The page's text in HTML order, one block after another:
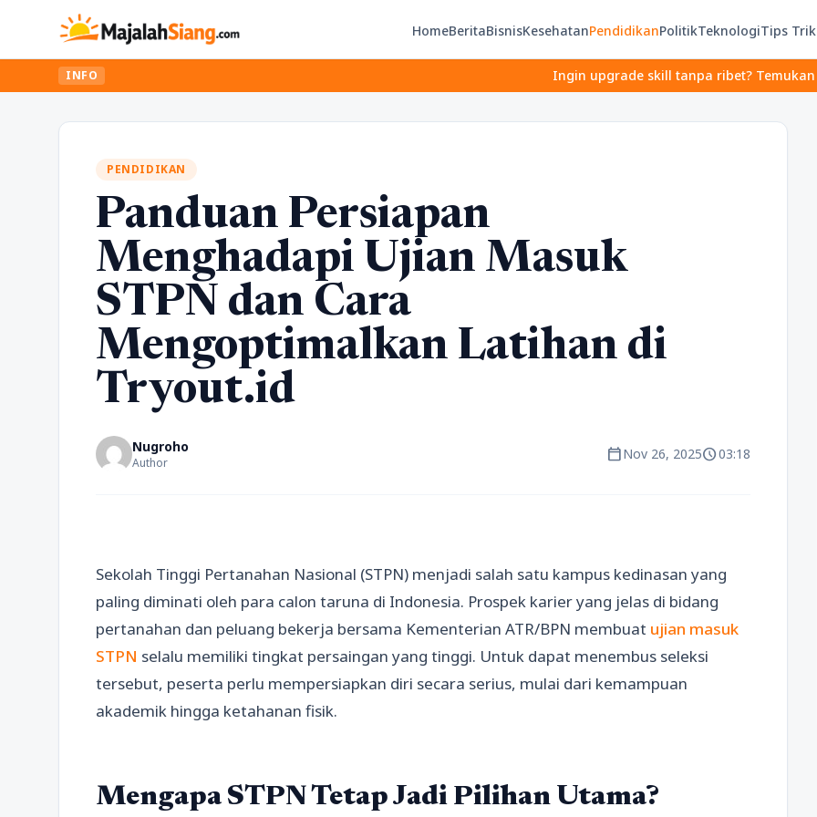
HomeBeritaBisnisKesehatanPendidikanPolitikTeknologiTips Trik
INFO Ingin upgrade skill tanpa ribet? Temukan kelas seru
PENDIDIKAN
Panduan Persiapan
Menghadapi Ujian Masuk
STPN dan Cara
Mengoptimalkan Latihan di
Tryout.id
Nugroho
Author calendar_todayNov 26, 2025schedule03:18
Sekolah Tinggi Pertanahan Nasional (STPN) menjadi salah satu kampus kedinasan yang
paling diminati oleh para calon taruna di Indonesia. Prospek karier yang jelas di bidang
pertanahan dan peluang bekerja bersama Kementerian ATR/BPN membuat ujian masuk
STPN selalu memiliki tingkat persaingan yang tinggi. Untuk dapat menembus seleksi
tersebut, peserta perlu mempersiapkan diri secara serius, mulai dari kemampuan
akademik hingga ketahanan fisik.
Mengapa STPN Tetap Jadi Pilihan Utama?